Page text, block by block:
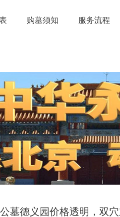
购墓须知 服务流程
墓德义园价格透明，双